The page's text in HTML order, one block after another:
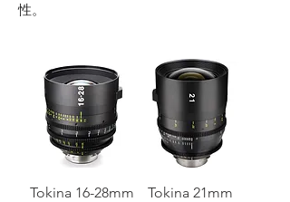
性。
Tokina 16-28mm
Tokina 21mm